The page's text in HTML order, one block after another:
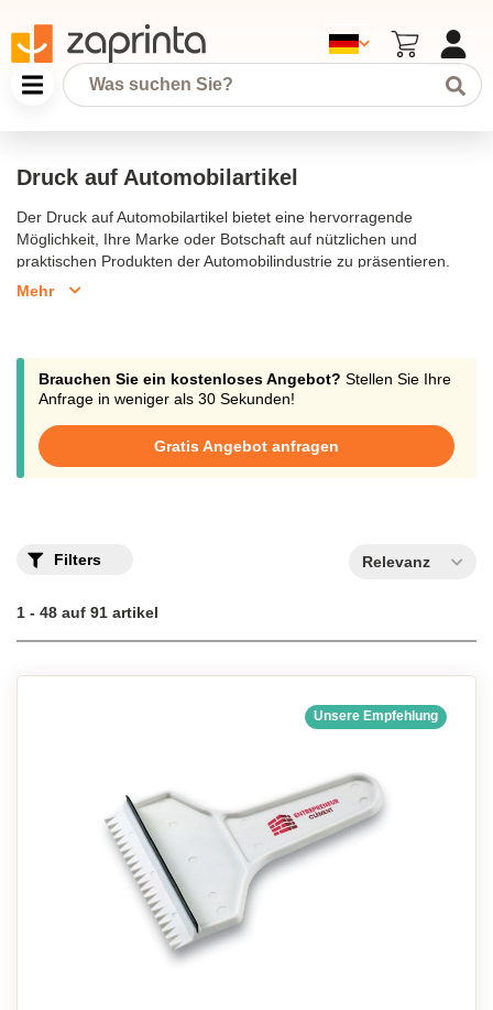
Druck auf Automobilartikel
Der Druck auf Automobilartikel bietet eine hervorragende
Möglichkeit, Ihre Marke oder Botschaft auf nützlichen und
praktischen Produkten der Automobilindustrie zu präsentieren.
Von bedruckten Kfz-Zubehörteilen bis hin zu personalisierten
Artikel mit Ihrem Logo oder einer speziellen Nachricht versehen
werden, um maximale Sichtbarkeit und Wirkung zu erzielen.
Mehr
Brauchen Sie ein kostenloses Angebot? Stellen Sie Ihre
Anfrage in weniger als 30 Sekunden!
Gratis Angebot anfragen
Filters Relevanz
1 - 48 auf 91 artikel
Unsere Empfehlung